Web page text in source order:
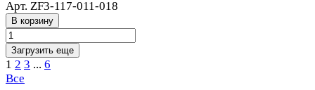
Арт. ZF3-117-011-018
В корзину
Загрузить еще
1 2 3 ... 6
Все